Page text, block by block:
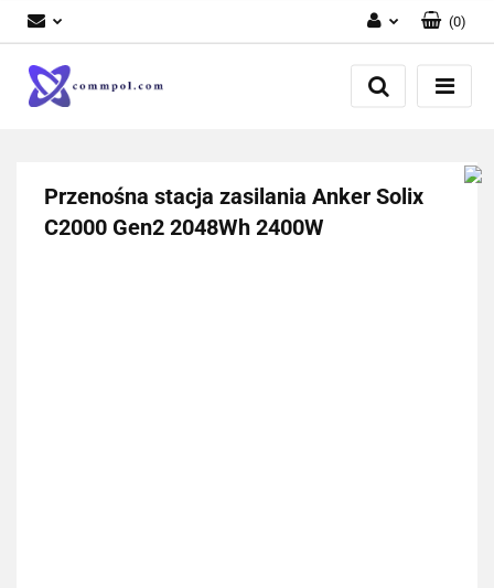
Zaloguj się
Zarejestruj się
(0)
Przenośna stacja zasilania Anker Solix
C2000 Gen2 2048Wh 2400W